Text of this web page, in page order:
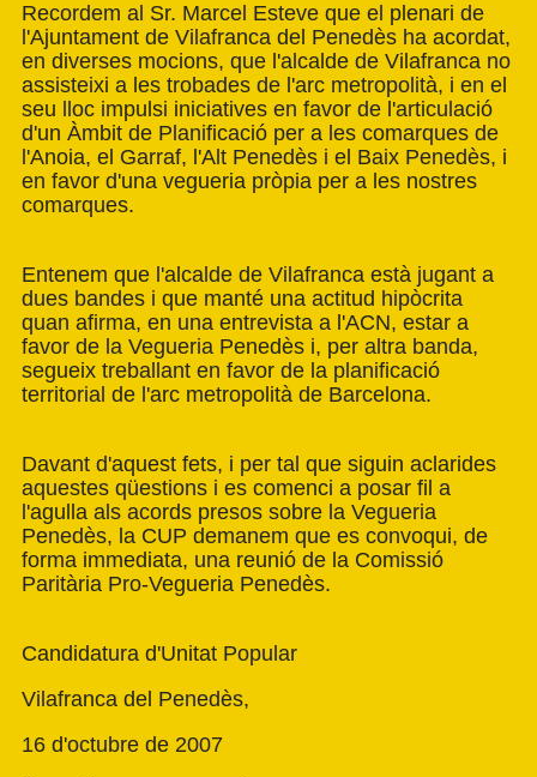
Recordem al Sr. Marcel Esteve que el plenari de
l'Ajuntament de Vilafranca del Penedès ha acordat,
en diverses mocions, que l'alcalde de Vilafranca no
assisteixi a les trobades de l'arc metropolità, i en el
seu lloc impulsi iniciatives en favor de l'articulació
d'un Àmbit de Planificació per a les comarques de
l'Anoia, el Garraf, l'Alt Penedès i el Baix Penedès, i
en favor d'una vegueria pròpia per a les nostres
comarques.
Entenem que l'alcalde de Vilafranca està jugant a
dues bandes i que manté una actitud hipòcrita
quan afirma, en una entrevista a l'ACN, estar a
favor de la Vegueria Penedès i, per altra banda,
segueix treballant en favor de la planificació
territorial de l'arc metropolità de Barcelona.
Davant d'aquest fets, i per tal que siguin aclarides
aquestes qüestions i es comenci a posar fil a
l'agulla als acords presos sobre la Vegueria
Penedès, la CUP demanem que es convoqui, de
forma immediata, una reunió de la Comissió
Paritària Pro-Vegueria Penedès.
Candidatura d'Unitat Popular
Vilafranca del Penedès,
16 d'octubre de 2007